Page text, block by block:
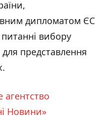
дипломатом ЄС
вибору
представлення
агентство
Новини»